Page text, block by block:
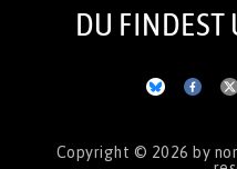
DU FINDEST
Copyright © 2026 by